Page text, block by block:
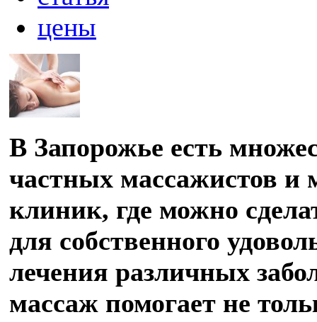
цены
В Запорожье есть
частных массажистов и
клиник, где можно
для собственного
лечения различных
массаж помогает не